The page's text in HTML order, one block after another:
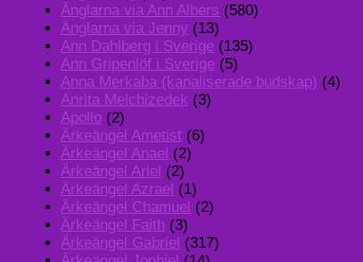
Änglarna via Ann Albers (580)
Änglarna via Jenny (13)
Ann Dahlberg i Sverige (135)
Ann Gripenlöf i Sverige (5)
Anna Merkaba (kanaliserade budskap) (4)
Anrita Melchizedek (3)
Apollo (2)
Ärkeängel Ametist (6)
Ärkeängel Anael (2)
Ärkeängel Ariel (2)
Ärkeängel Azrael (1)
Ärkeängel Chamuel (2)
Ärkeängel Faith (3)
Ärkeängel Gabriel (317)